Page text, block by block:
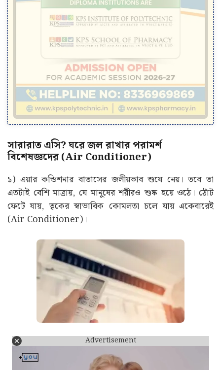
সারারাত এসি? ঘরে জল রাখার পরামর্শ
বিশেষজ্ঞদের (Air Conditioner)
১) এয়ার কন্ডিশনার বাতাসের জলীয়ভাব শুষে নেয়। তবে তা
এতটাই বেশি মাত্রায়, যে মানুষের শরীরও শুষ্ক হয়ে ওঠে। ঠোঁট
ফেটে যায়, ত্বকের স্বাভাবিক কোমলতা চলে যায় একেবারেই
(Air Conditioner)।
Advertisement